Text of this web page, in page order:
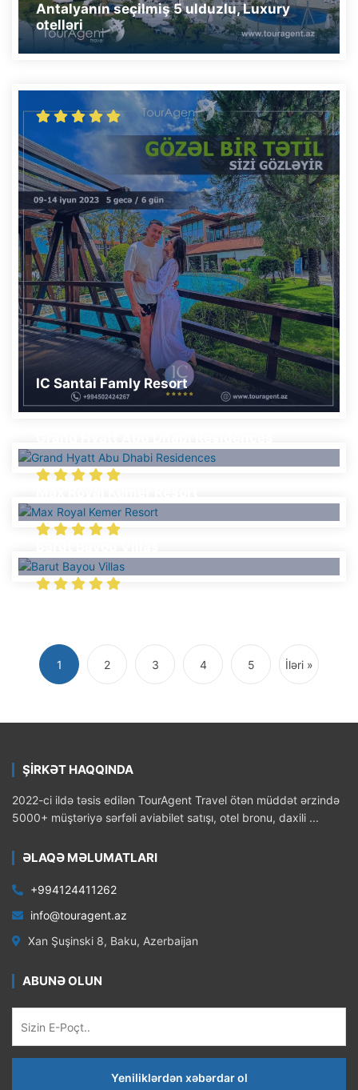
Antalyanın seçilmiş 5 ulduzlu, Luxury
otelləri
IC Santai Famly Resort
1 2 3 4 5 İləri »
ŞİRKƏT HAQQINDA
2022-ci ildə təsis edilən TourAgent Travel ötən müddət ərzində
5000+ müştəriyə sərfəli aviabilet satışı, otel bronu, daxili ...
ƏLAQƏ MƏLUMATLARI
+994124411262
info@touragent.az
Xan Şuşinski 8, Baku, Azerbaijan
ABUNƏ OLUN